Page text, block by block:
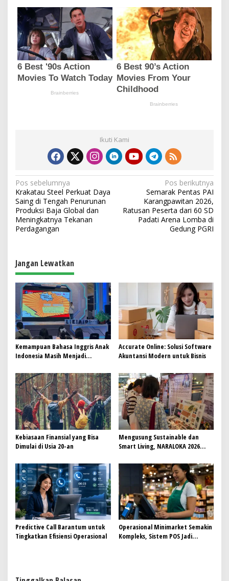
Ikuti Kami
N
a
v
i
a
s
i
p
o
s
Pos sebelumnya
Krakatau Steel Perkuat Daya
Saing di Tengah Penurunan
Produksi Baja Global dan
Meningkatnya Tekanan
Perdagangan
Pos berikutnya
Semarak Pentas PAI
Karangpawitan 2026,
Ratusan Peserta dari 60 SD
Padati Arena Lomba di
Gedung PGRI
Jangan Lewatkan
Kemampuan Bahasa Inggris Anak
Indonesia Masih Menjadi
Pembelajaran Dinilai Perlu
Berubah
Accurate Online: Solusi Software
Akuntansi Modern untuk Bisnis
Kebiasaan Finansial yang Bisa
Dimulai di Usia 20-an
Mengusung Sustainable dan
Smart Living, NARALOKA 2026
Mahasiswa BINUS @Malang
Predictive Call Barantum untuk
Tingkatkan Efisiensi Operasional
Operasional Minimarket Semakin
Kompleks, Sistem POS Jadi